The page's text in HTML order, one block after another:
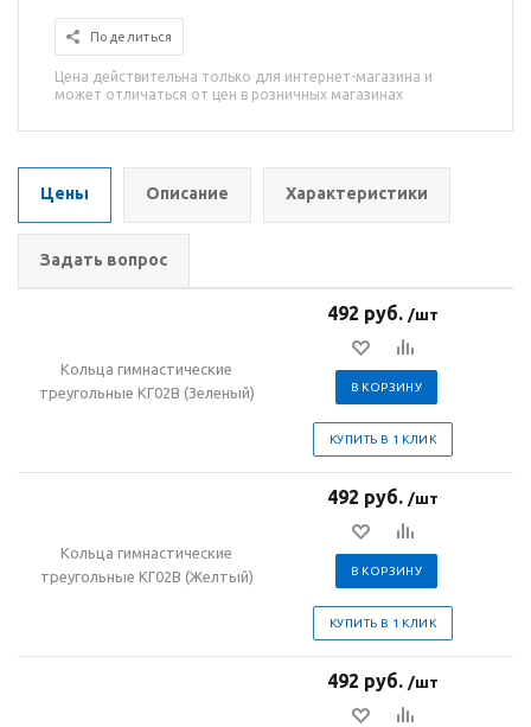
Поделиться
Цена действительна только для интернет-магазина и
может отличаться от цен в розничных магазинах
Цены Описание Характеристики
Задать вопрос
Кольца гимнастические
треугольные КГ02В (Зеленый)
492 руб. /шт
В КОРЗИНУ
КУПИТЬ В 1 КЛИК
Кольца гимнастические
треугольные КГ02В (Желтый)
492 руб. /шт
В КОРЗИНУ
КУПИТЬ В 1 КЛИК
492 руб. /шт